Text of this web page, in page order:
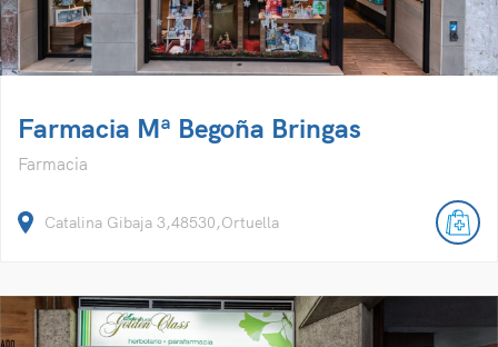
Farmacia Mª Begoña Bringas
Farmacia
Catalina Gibaja 3,48530,Ortuella